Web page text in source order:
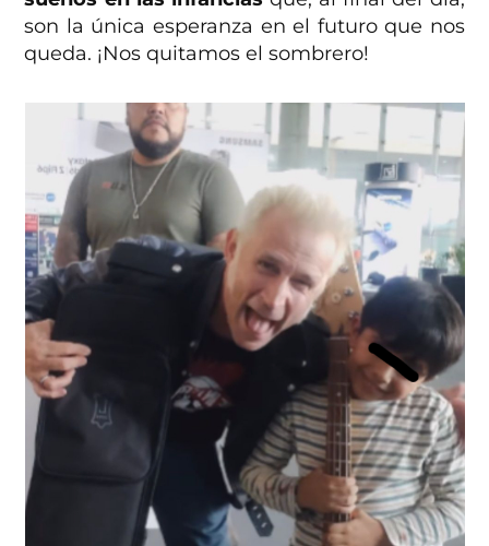
son la única esperanza en el futuro que nos
queda. ¡Nos quitamos el sombrero!